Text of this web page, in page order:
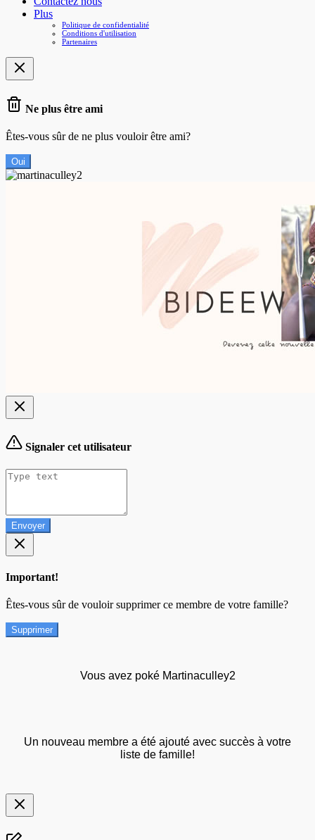
Plus
Politique de confidentialité
Conditions d'utilisation
Partenaires
Ne plus être ami
Êtes-vous sûr de ne plus vouloir être ami?
Oui
Signaler cet utilisateur
Envoyer
Important!
Êtes-vous sûr de vouloir supprimer ce membre de votre famille?
Supprimer
Vous avez poké Martinaculley2
Un nouveau membre a été ajouté avec succès à votre
liste de famille!